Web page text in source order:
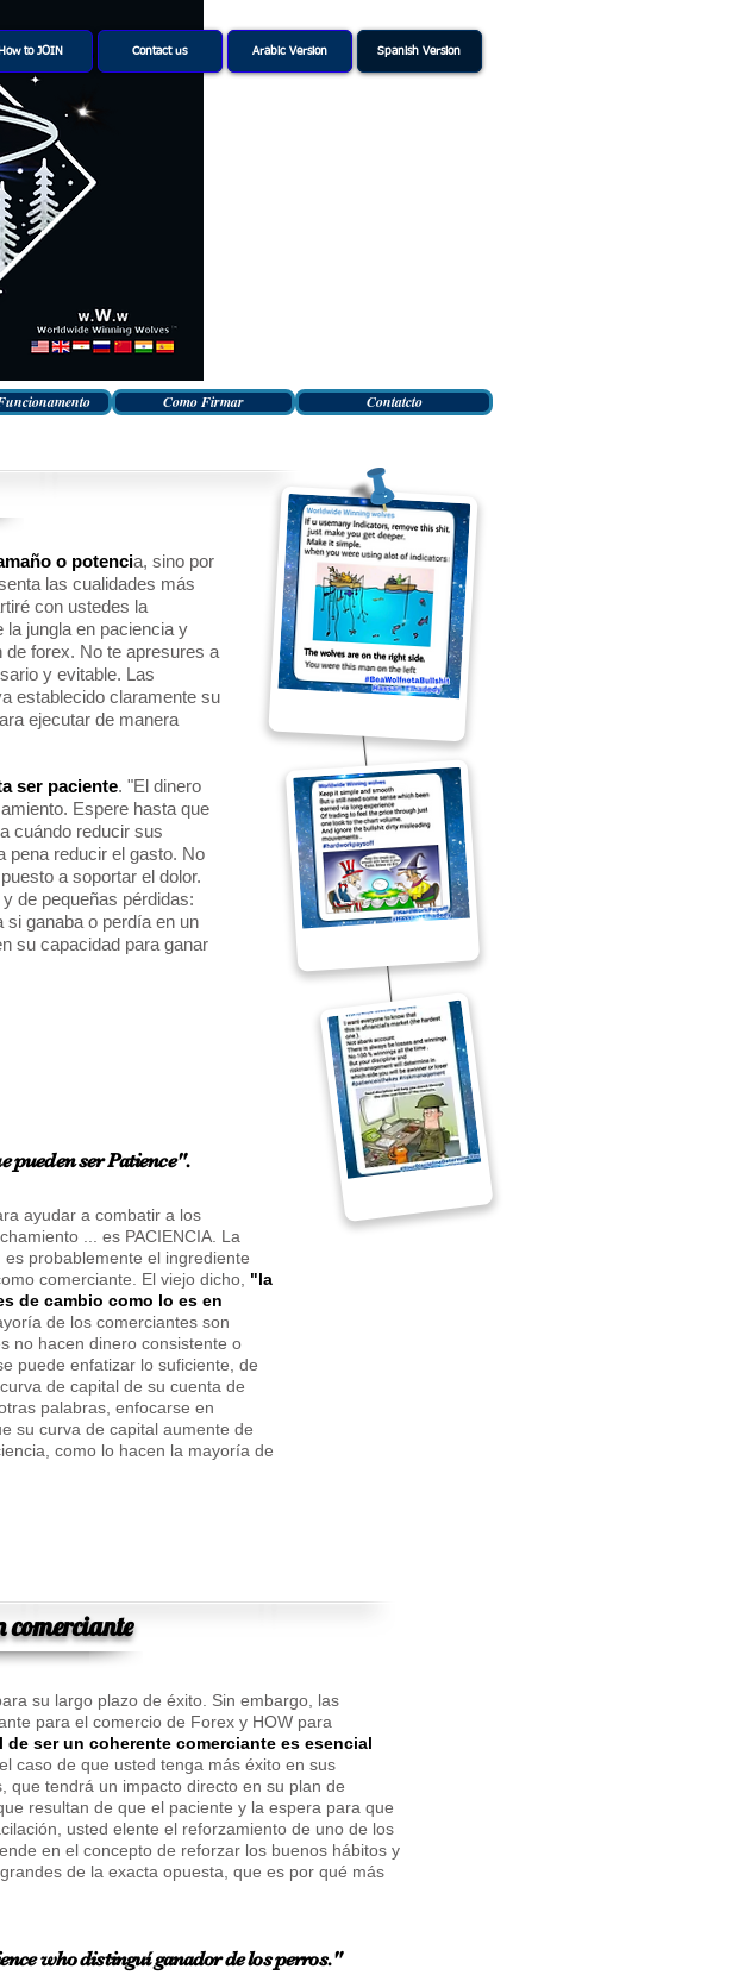
How to JOIN Contact us Arabic Version Spanish Version
Como Firmar Contatcto
who distinguí ganador de los perros."
comerciante
ayudar a combatir a los
... es PACIENCIA. La
probablemente el ingrediente
comerciante. El viejo dicho, "la
de cambio como lo es en
de los comerciantes son
no hacen dinero consistente o
puede enfatizar lo suficiente, de
de capital de su cuenta de
palabras, enfocarse en
su curva de capital aumente de
como lo hacen la mayoría de
pueden ser Patience".
o potencia, sino por
las cualidades más
con ustedes la
jungla en paciencia y
forex. No te apresures a
y evitable. Las
establecido claramente su
ejecutar de manera
ser paciente. "El dinero
Espere hasta que
cuándo reducir sus
pena reducir el gasto. No
a soportar el dolor.
de pequeñas pérdidas:
si ganaba o perdía en un
su capacidad para ganar
su largo plazo de éxito. Sin embargo, las
para el comercio de Forex y HOW para
ser un coherente comerciante es esencial
caso de que usted tenga más éxito en sus
que tendrá un impacto directo en su plan de
resultan de que el paciente y la espera para que
usted elente el reforzamiento de uno de los
en el concepto de reforzar los buenos hábitos y
de la exacta opuesta, que es por qué más